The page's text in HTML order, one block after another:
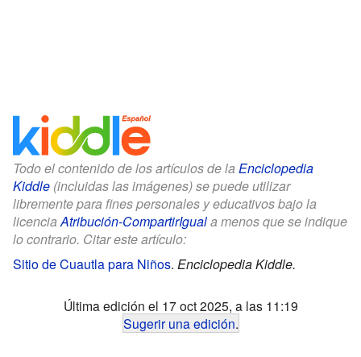
Todo el contenido de los artículos de la Enciclopedia
Kiddle (incluidas las imágenes) se puede utilizar
libremente para fines personales y educativos bajo la
licencia Atribución-CompartirIguala menos que se indique
lo contrario. Citar este artículo:
Sitio de Cuautla para Niños. Enciclopedia Kiddle.
Última edición el 17 oct 2025, a las 11:19
Sugerir una edición.